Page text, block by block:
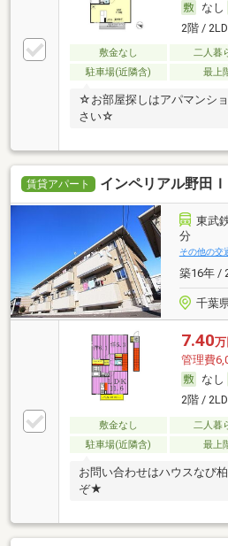
なし
2階 /
敷金なし 二人暮
駐車場(近隣含)
最上
☆お部屋探しはアパマンシ
さい☆
賃貸アパート インペリアル野田Ｉ
東武
分
その他の交
築16年 /
千葉
7.40万
管理費
なし
2階 /
敷金なし 二人暮
駐車場(近隣含)
最上
お問い合わせはハウスなび
ぞ★